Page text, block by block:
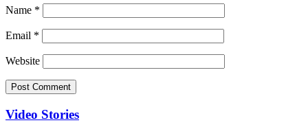
Name *
Email *
Website
Video Stories